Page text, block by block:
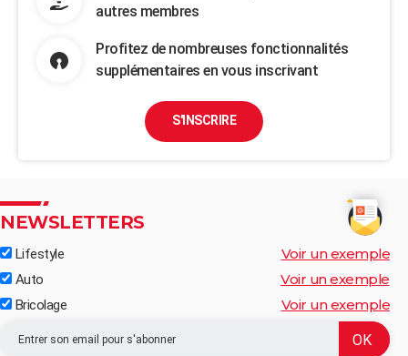
autres membres
Profitez de nombreuses fonctionnalités
supplémentaires en vous inscrivant
S'INSCRIRE
NEWSLETTERS
Lifestyle Voir un exemple
Auto Voir un exemple
Bricolage Voir un exemple